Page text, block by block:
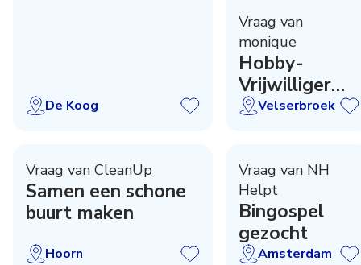
De Koog
Vraag van
monique
Hobby-
Vrijwilliger
gezocht!
Velserbroek
Vraag van CleanUp
Samen een schone
buurt maken
Hoorn
Vraag van NH
Helpt
Bingospel
gezocht
Amsterdam